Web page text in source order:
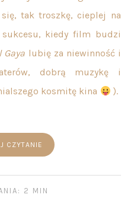
tak troszkę, cieplej na
kiedy film budzi
Gaya lubię za niewinność i
dobrą muzykę i
kosmitę kina
).
CZYTANIE
2 MIN